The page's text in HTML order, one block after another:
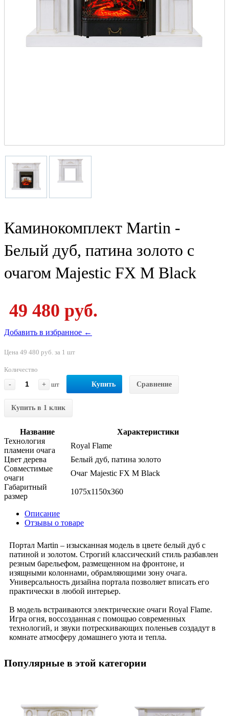
Каминокомплект Martin -
Белый дуб, патина золото с
очагом Majestic FX M Black
49 480 руб.
Добавить в избранное ←
Цена 49 480 руб. за 1 шт
Количество
-
+ шт Купить Сравнение
Купить в 1 клик
Название
Характеристики
Технология
пламени очага
Royal Flame
Цвет дерева
Белый дуб, патина золото
Совместимые
очаги
Очаг Majestic FX M Black
Габаритный
размер
1075x1150x360
Описание
Отзывы о товаре
Портал Martin – изысканная модель в цвете белый дуб с
патиной и золотом. Строгий классический стиль разбавлен
резным барельефом, размещенном на фронтоне, и
изящными колоннами, обрамляющими зону очага.
Универсальность дизайна портала позволяет вписать его
практически в любой интерьер.
В модель встраиваются электрические очаги Royal Flame.
Игра огня, воссозданная с помощью современных
технологий, и звуки потрескивающих поленьев создадут в
комнате атмосферу домашнего уюта и тепла.
Популярные в этой категории